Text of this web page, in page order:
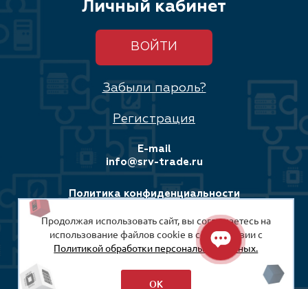
Личный кабинет
ВОЙТИ
Забыли пароль?
Регистрация
E-mail
info@srv-trade.ru
Политика конфиденциальности
Соглашение на обработку персональных данных
© 2008-2026
ООО «СРВ-Трейд»
Продолжая использовать сайт, вы соглашаетесь на
использование файлов cookie в соответствии с
Политикой обработки персональных данных.
ОК